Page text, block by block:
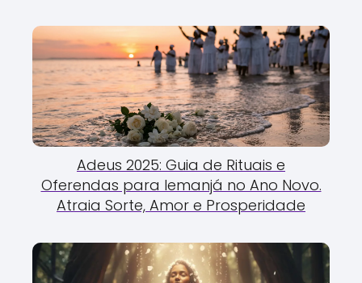
Adeus 2025: Guia de Rituais e
Oferendas para Iemanjá no Ano Novo.
Atraia Sorte, Amor e Prosperidade